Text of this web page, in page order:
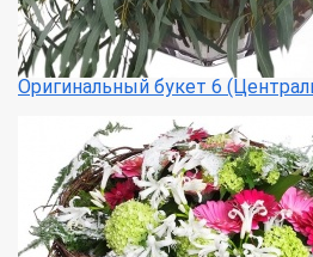
Оригинальный букет 6